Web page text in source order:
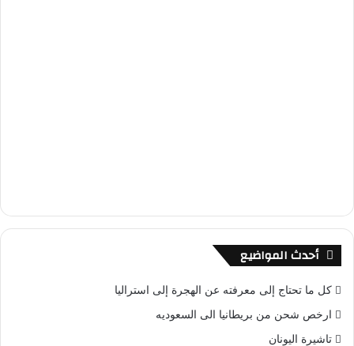
أحدث المواضيع
كل ما تحتاج إلى معرفته عن الهجرة إلى استراليا
ارخص شحن من بريطانيا الى السعوديه
تاشيرة اليونان